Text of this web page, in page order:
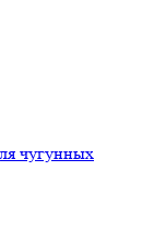
чугунных